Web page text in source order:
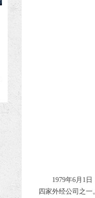
1979年6月1日，
四家外经公司之一